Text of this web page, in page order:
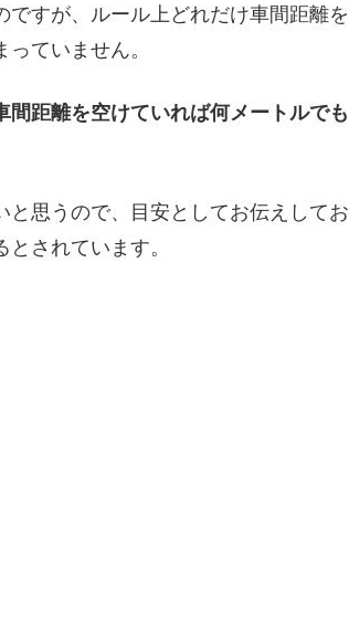
すが、ルール上どれだけ車間距離を
ていません。
距離を空けていれば何メートルでも
思うので、目安としてお伝えしてお
されています。